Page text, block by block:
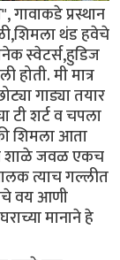
प्रस्थान
थंड हवेचे
स्वेटर्स,हुडिज
मी मात्र
गाड्या तयार
टी शर्ट व चपला
शिमला आता
शाळे जवळ एकच
त्याच गल्लीत
वय आणी
मानाने हे